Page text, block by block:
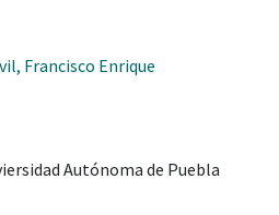
Francisco Enrique
Autónoma de Puebla